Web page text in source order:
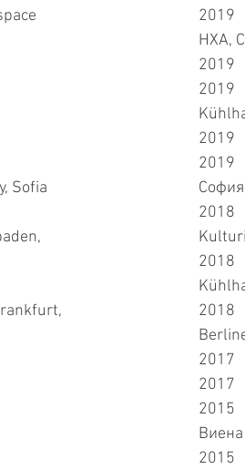
Sofia
2019
НХА,
2019
2019
2019
2019
София
2018
2018
2018
2017
2017
2015
Виена
2015